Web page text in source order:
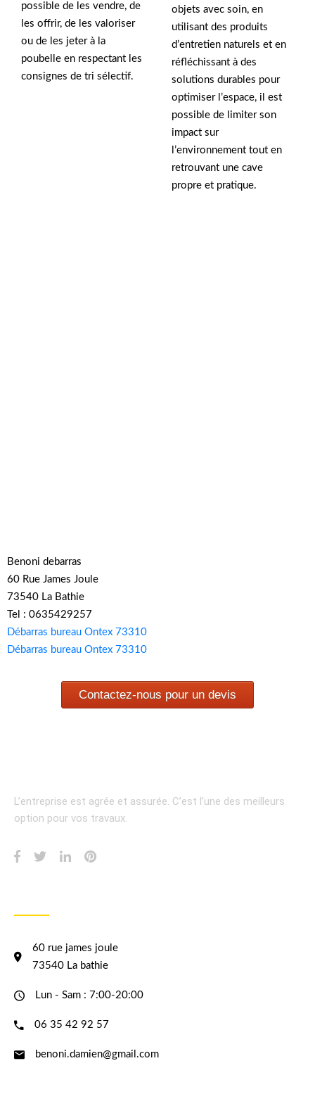
possible de les vendre, de
les offrir, de les valoriser
ou de les jeter à la
poubelle en respectant les
consignes de tri sélectif.
objets avec soin, en
utilisant des produits
d’entretien naturels et en
réfléchissant à des
solutions durables pour
optimiser l’espace, il est
possible de limiter son
impact sur
l’environnement tout en
retrouvant une cave
propre et pratique.
Benoni debarras
60 Rue James Joule
73540 La Bathie
Tel : 0635429257
Débarras bureau Ontex 73310
Débarras bureau Ontex 73310
Contactez-nous pour un devis
L’entreprise est agrée et assurée. C’est l’une des meilleurs
option pour vos travaux.
60 rue james joule
73540 La bathie
Lun - Sam : 7:00-20:00
06 35 42 92 57
benoni.damien@gmail.com